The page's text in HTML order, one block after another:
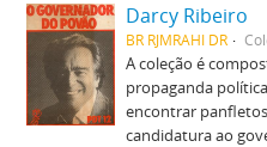
Darcy Ribeiro
BR RJMRAHI DR
A coleção é
propaganda
encontrar
candidatura ao